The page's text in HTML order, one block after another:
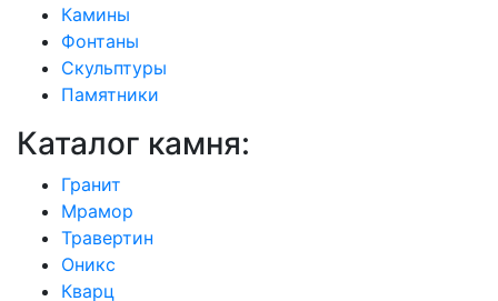
Камины
Фонтаны
Скульптуры
Памятники
Каталог камня:
Гранит
Мрамор
Травертин
Oникс
Кварц